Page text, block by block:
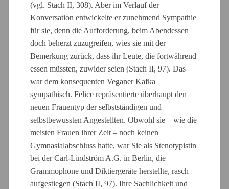
(vgl. Stach II, 308). Aber im Verlauf der
Konversation entwickelte er zunehmend Sympathie
für sie, denn die Aufforderung, beim Abendessen
doch beherzt zuzugreifen, wies sie mit der
Bemerkung zurück, dass ihr Leute, die fortwährend
essen müssten, zuwider seien (Stach II, 97). Das
war dem konsequenten Veganer Kafka
sympathisch. Felice repräsentierte überhaupt den
neuen Frauentyp der selbstständigen und
selbstbewussten Angestellten. Obwohl sie – wie die
meisten Frauen ihrer Zeit – noch keinen
Gymnasialabschluss hatte, war Sie als Stenotypistin
bei der Carl-Lindström A.G. in Berlin, die
Grammophone und Diktiergeräte herstellte, rasch
aufgestiegen (Stach II, 97). Ihre Sachlichkeit und